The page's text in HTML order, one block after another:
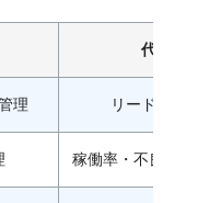
代表的な管
理 リードタイム
稼働率・不良品率・